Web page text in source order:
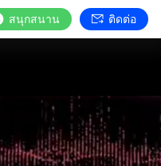
สนุกสนาน ติดต่อ